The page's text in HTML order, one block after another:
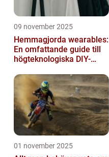
09 november 2025
Hemmagjorda wearables:
En omfattande guide till
högteknologiska DIY-
01 november 2025